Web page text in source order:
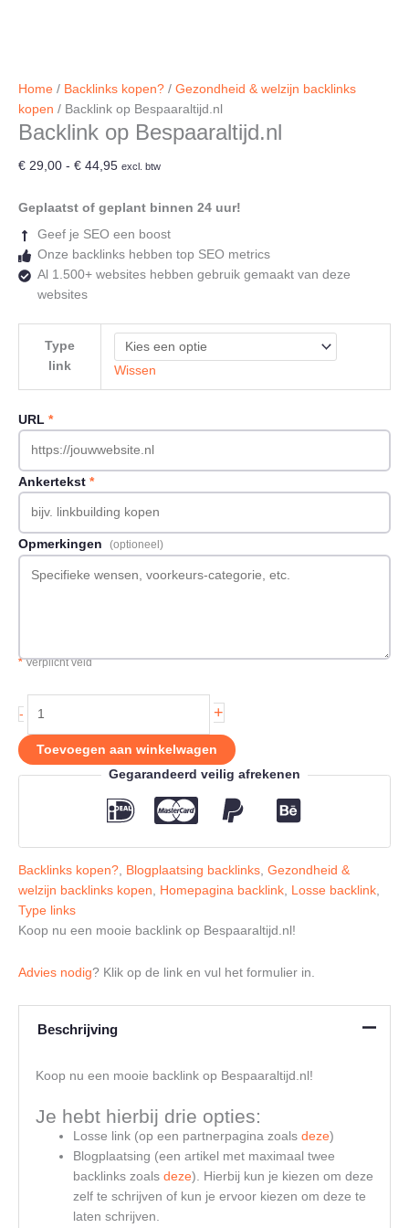
Home / Backlinks kopen? / Gezondheid & welzijn backlinks
kopen / Backlink op Bespaaraltijd.nl
Backlink op Bespaaraltijd.nl
€ 29,00 - € 44,95Prijsklasse:
tot
excl. btw
Geplaatst of geplant binnen 24 uur!
Geef je SEO een boost
Onze backlinks hebben top SEO metrics
Al 1.500+ websites hebben gebruik gemaakt van deze
websites
Type
link
Wissen
URL *
Ankertekst *
Opmerkingen (optioneel)
*Verplicht veld
-
Bespaaraltijd.nl
aantal
+
Toevoegen aan winkelwagen
Gegarandeerd veilig afrekenen
Backlinks kopen? Blogplaatsing backlinks Gezondheid &
welzijn backlinks kopen
Homepagina backlink Losse backlink
Type links
Koop nu een mooie backlink op Bespaaraltijd.nl!
Advies nodig? Klik op de link en vul het formulier in.
Beschrijving
Koop nu een mooie backlink op Bespaaraltijd.nl!
Je hebt hierbij drie opties:
Losse link (op een partnerpagina zoals deze)
Blogplaatsing (een artikel met maximaal twee
backlinks zoals deze). Hierbij kun je kiezen om deze
zelf te schrijven of kun je ervoor kiezen om deze te
laten schrijven.